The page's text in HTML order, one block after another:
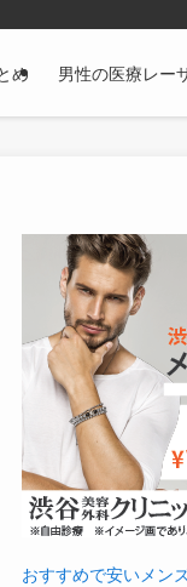
め 男性の医療レー
おすすめで安いメン